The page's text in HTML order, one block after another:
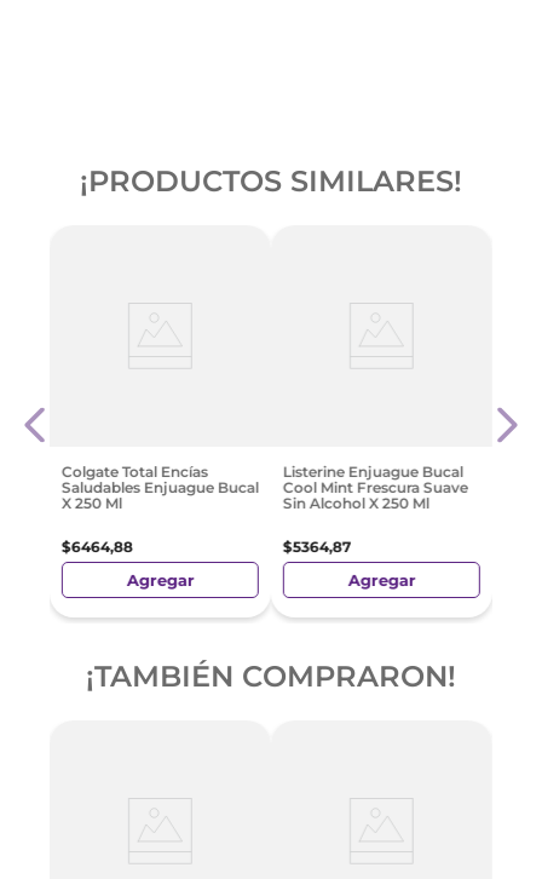
¡PRODUCTOS SIMILARES!
Colgate Total Encías
Saludables Enjuague Bucal
X 250 Ml
$6464,88
Agregar
Listerine Enjuague Bucal
Cool Mint Frescura Suave
Sin Alcohol X 250 Ml
$5364,87
Agregar
Sin
¡TAMBIÉN COMPRARON!